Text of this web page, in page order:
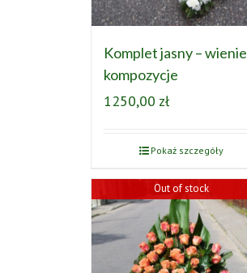
Komplet jasny –
kompozycje
1250,00 zł
Pokaż szczegóły
Out of stock